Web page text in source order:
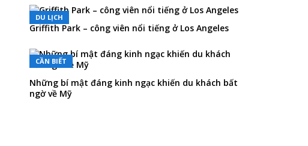
DU LỊCH
Griffith Park – công viên nổi tiếng ở Los Angeles
CẦN BIẾT
Những bí mật đáng kinh ngạc khiến du khách bất
ngờ về Mỹ